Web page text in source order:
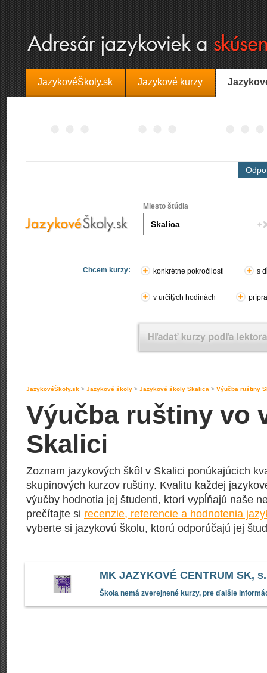
JazykovéŠkoly.sk Jazykové kurzy
Miesto štúdia
Chcem kurzy: konkrétne pokročilosti s
v určitých hodinách
JazykovéŠkoly.sk > Jazykové školy > Jazykové školy Skalica > Výučba ruštiny
Výučba ruštiny vo
Skalici
Zoznam jazykových škôl v Skalici ponúkajúcich
skupinových kurzov ruštiny. Kvalitu každej
výučby hodnotia jej študenti, ktorí vypĺňajú naše
prečítajte si recenzie, referencie a hodnotenia
vyberte si jazykovú školu, ktorú odporúčajú jej
MK JAZYKOVÉ CENTRUM SK,
Škola nemá zverejnené kurzy, pre ďalšie